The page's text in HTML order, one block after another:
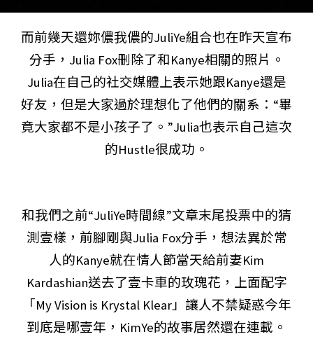
而前幾天還妳儂我儂的JuliYe組合也在昨天宣布
分手，Julia Fox刪除了和Kanye相關的照片。
Julia在自己的社交媒體上表示她跟Kanye還是
好友，但是大家過於理想化了他們的關系：“畢
竟大家都不是小孩子了。”Julia也表示自己這次
的Hustle很成功。
和我們之前“JuliYe時間線”文章末尾投票中的猜
測壹樣，前腳剛與Julia Fox分手，想法異於常
人的Kanye就在情人節當天給前妻Kim
Kardashian送去了壹卡車的玫瑰花，上面配字
「My Vision is Krystal Klear」讓人不禁疑惑今年
到底是哪壹年，KimYe的故事居然還在連載。